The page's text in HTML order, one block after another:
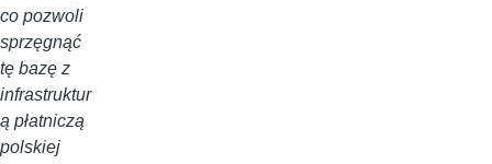
co pozwoli
sprzęgnąć
tę bazę z
infrastruktur
ą płatniczą
polskiej